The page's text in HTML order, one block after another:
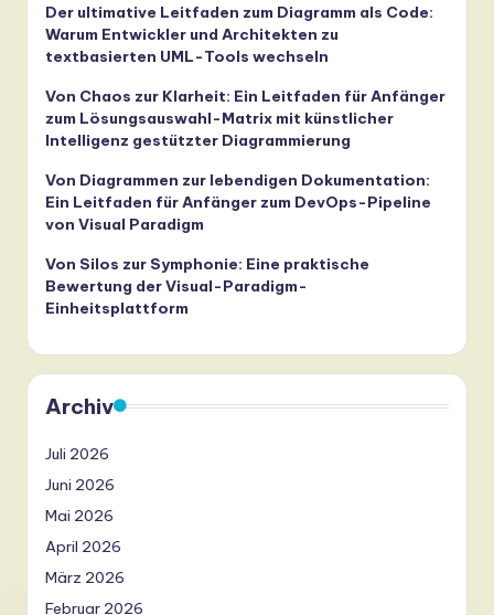
Der ultimative Leitfaden zum Diagramm als Code:
Warum Entwickler und Architekten zu
textbasierten UML-Tools wechseln
Von Chaos zur Klarheit: Ein Leitfaden für Anfänger
zum Lösungsauswahl-Matrix mit künstlicher
Intelligenz gestützter Diagrammierung
Von Diagrammen zur lebendigen Dokumentation:
Ein Leitfaden für Anfänger zum DevOps-Pipeline
von Visual Paradigm
Von Silos zur Symphonie: Eine praktische
Bewertung der Visual-Paradigm-
Einheitsplattform
Archiv
Juli 2026
Juni 2026
Mai 2026
April 2026
März 2026
Februar 2026